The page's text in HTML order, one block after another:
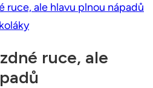
ruce, ale hlavu plnou nápadů
ruce, ale